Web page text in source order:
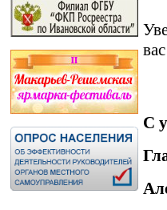
С